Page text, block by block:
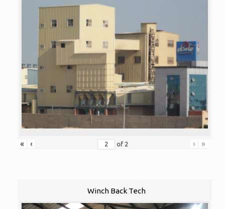
« ‹ of 2 › »
Winch Back Tech